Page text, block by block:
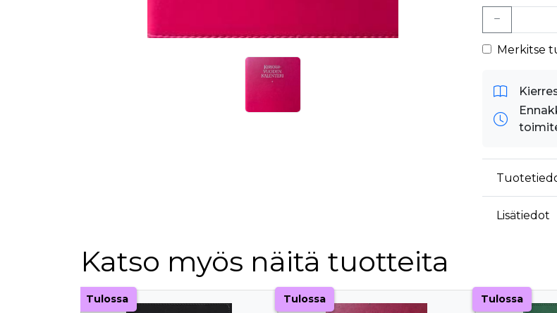
Merkitse
Lisätiedot
Katso myös näitä tuotteita
Tuoteluettelon alku
Tulossa Tulossa Tulossa